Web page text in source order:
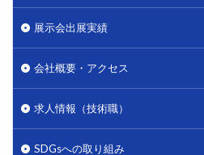
展示会出展実績
会社概要・アクセス
求人情報（技術職）
SDGsへの取り組み